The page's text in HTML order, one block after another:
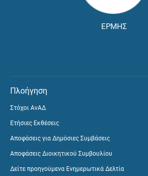
ΕΡΜΗΣ
Πλοήγηση
Στόχοι ΑνΑΔ
Ετήσιες Εκθέσεις
Αποφάσεις για Δημόσιες Συμβάσεις
Αποφάσεις Διοικητικού Συμβουλίου
Δείτε προηγούμενα Ενημερωτικά Δελτία